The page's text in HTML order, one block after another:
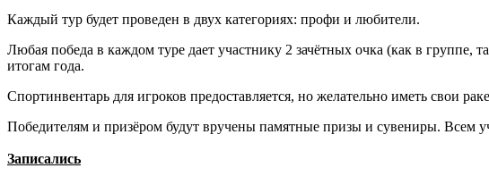
Каждый тур будет проведен в двух категориях: профи и любители.
Любая победа в каждом туре дает участнику 2 зачётных очка (как в
итогам года.
Спортинвентарь для игроков предоставляется, но желательно иметь свои
Победителям и призёром будут вручены памятные призы и сувениры. Всем
Записались